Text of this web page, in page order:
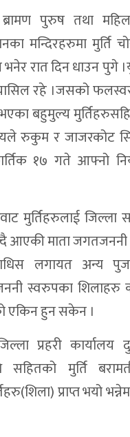
ब्रामण पुरुष तथा
मन्दिरहरुमा मुर्ति
भनेर रात दिन धाउन पुगे
रहे ।जसको
बहुमुल्य
रुकुम र जाजरकोट
१७ गते आफ्नो
मुर्तिहरुलाई
माता जगतजननी
लगायत अन्य
स्वरुपका शिलाहरु
एकिन हुन सकेन ।
प्रहरी कार्यालय
सहितको मुर्ति
प्राप्त भयो